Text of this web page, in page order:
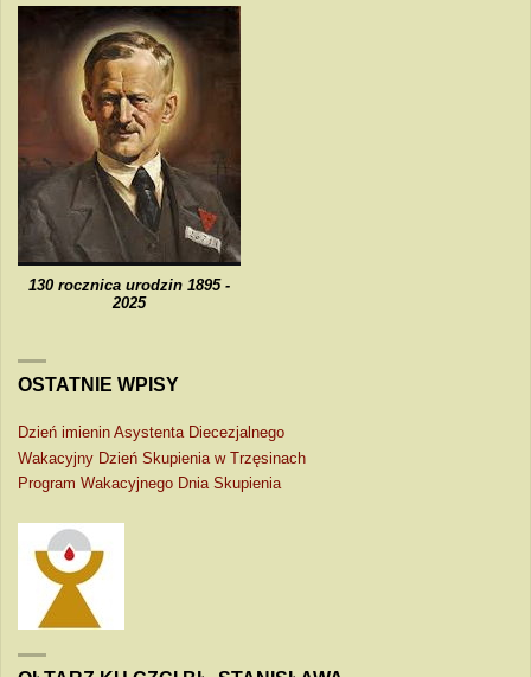
130 rocznica urodzin 1895 -
2025
OSTATNIE WPISY
Dzień imienin Asystenta Diecezjalnego
Wakacyjny Dzień Skupienia w Trzęsinach
Program Wakacyjnego Dnia Skupienia